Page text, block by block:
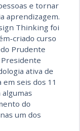
e tornar
aprendizagem.
Thinking foi
criado curso
Prudente
ativa de
seis dos 11
do
um dos